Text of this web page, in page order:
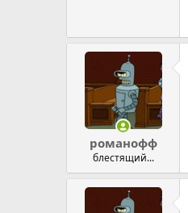
романофф
блестящий...